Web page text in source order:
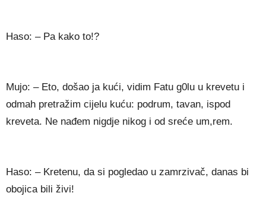
Haso: – Pa kako to!?
Mujo: – Eto, došao ja kući, vidim Fatu g0lu u krevetu i
odmah pretražim cijelu kuću: podrum, tavan, ispod
kreveta. Ne nađem nigdje nikog i od sreće um,rem.
Haso: – Kretenu, da si pogledao u zamrzivač, danas bi
obojica bili živi!